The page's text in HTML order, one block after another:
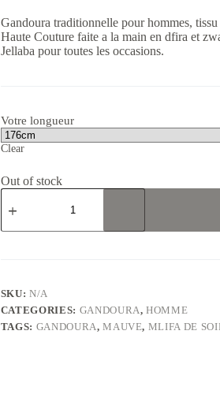
Gandoura traditionnelle pour hommes,
Haute Couture faite a la main en dfira et
Jellaba pour toutes les occasions.
Votre longueur
Clear
Out of stock
Gandoura
hommes
tissu
rose
et
couture
en
SKU:N/A
CATEGORIES: GANDOURA,HOMME
TAGS: GANDOURA,MAUVE, MLIFA DE